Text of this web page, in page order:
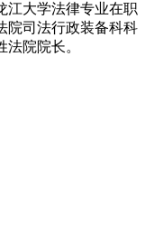
江大学法律专业在职
院司法行政装备科科
院院长。